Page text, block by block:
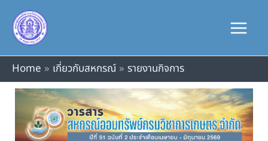
content
Home
เกี่ยวกับสหกรณ์ รายงานกิจการ